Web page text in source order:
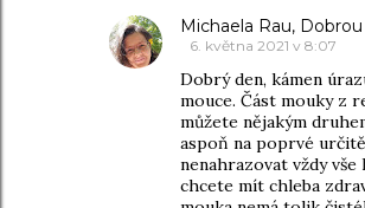
Michaela Rau,
6. května 2021 v 8:07
Dobrý den, kámen
mouce. Část mouky z
můžete nějakým
aspoň na poprvé
nenahrazovat vždy vše
chcete mít chleba